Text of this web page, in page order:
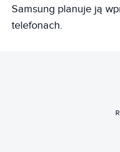
Samsung planuje ją
telefonach.